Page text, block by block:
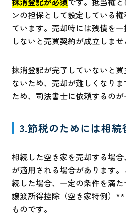
ンの担保として設定している
ています。売却時には残債を
しないと売買契約が成立しませ
抹消登記が完了していないと
ないため、売却が難しくなり
ため、司法書士に依頼するのが
3.節税のためには相
相続した空き家を売却する場
が適用される場合があります
続した場合、一定の条件を満
譲渡所得控除（空き家特例）
ものです。